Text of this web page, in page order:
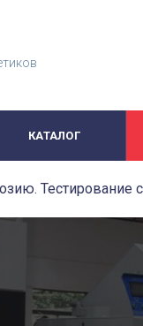
КАТАЛОГ
Тестирование